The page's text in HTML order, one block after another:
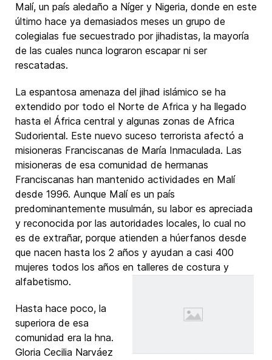
Malí, un país aledaño a Níger y Nigeria, donde en este
último hace ya demasiados meses un grupo de
colegialas fue secuestrado por jihadistas, la mayoría
de las cuales nunca lograron escapar ni ser
rescatadas.
La espantosa amenaza del jihad islámico se ha
extendido por todo el Norte de Africa y ha llegado
hasta el África central y algunas zonas de Africa
Sudoriental. Este nuevo suceso terrorista afectó a
misioneras Franciscanas de María Inmaculada. Las
misioneras de esa comunidad de hermanas
Franciscanas han mantenido actividades en Malí
desde 1996. Aunque Malí es un país
predominantemente musulmán, su labor es apreciada
y reconocida por las autoridades locales, lo cual no
es de extrañar, porque atienden a húerfanos desde
que nacen hasta los 2 años y ayudan a casi 400
mujeres todos los años en talleres de costura y
alfabetismo.
Hasta hace poco, la
superiora de esa
comunidad era la hna.
Gloria Cecilia Narváez